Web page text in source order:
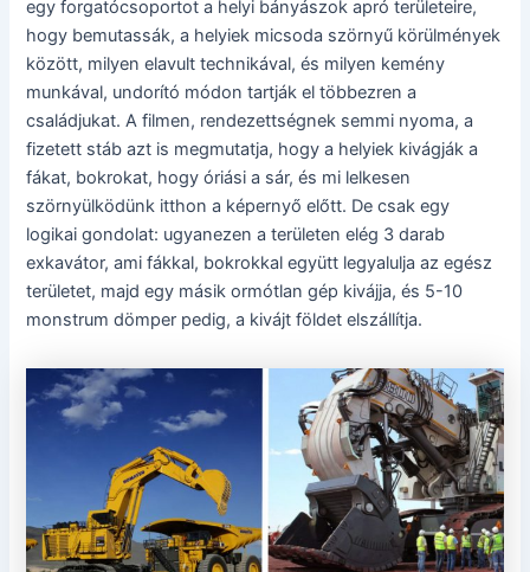
egy forgatócsoportot a helyi bányászok apró területeire,
hogy bemutassák, a helyiek micsoda szörnyű körülmények
között, milyen elavult technikával, és milyen kemény
munkával, undorító módon tartják el többezren a
családjukat. A filmen, rendezettségnek semmi nyoma, a
fizetett stáb azt is megmutatja, hogy a helyiek kivágják a
fákat, bokrokat, hogy óriási a sár, és mi lelkesen
szörnyülködünk itthon a képernyő előtt. De csak egy
logikai gondolat: ugyanezen a területen elég 3 darab
exkavátor, ami fákkal, bokrokkal együtt legyalulja az egész
területet, majd egy másik ormótlan gép kivájja, és 5-10
monstrum dömper pedig, a kivájt földet elszállítja.